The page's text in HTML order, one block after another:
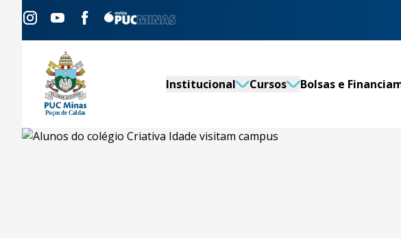
Institucional Cursos Bolsas e